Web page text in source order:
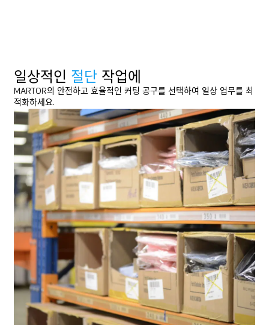
일상적인 절단작업에
MARTOR의 안전하고 효율적인 커팅 공구를 선택하여 일상 업무를 최
적화하세요.